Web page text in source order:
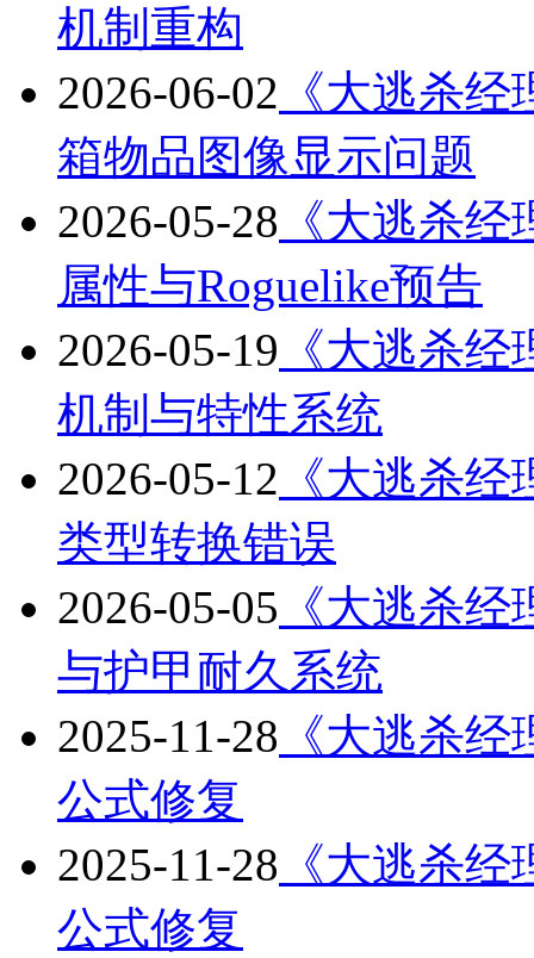
机制重构
2026-06-02 《大逃杀
箱物品图像显示问题
2026-05-28 《大逃杀
属性与Roguelike预告
2026-05-19 《大逃杀
机制与特性系统
2026-05-12 《大逃杀
类型转换错误
2026-05-05 《大逃杀
与护甲耐久系统
2025-11-28 《大逃杀
公式修复
2025-11-28 《大逃杀
公式修复